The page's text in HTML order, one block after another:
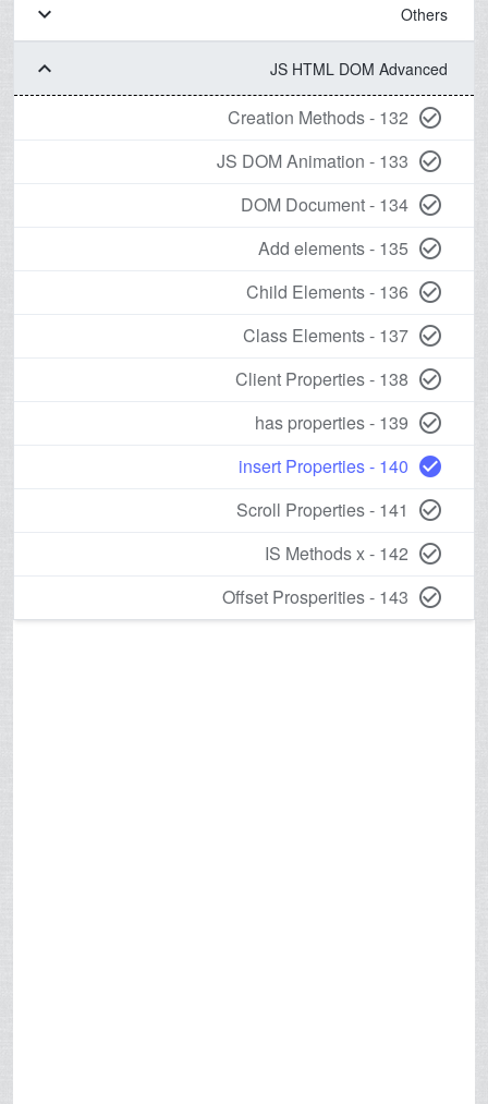
Others
keyboard_arrow_down
JS HTML DOM Advanced
keyboard_arrow_down
check_circle_outline
132 - Creation Methods
check_circle_outline
133 - JS DOM Animation
check_circle_outline
134 - DOM Document
check_circle_outline
135 - Add elements
check_circle_outline
136 - Child Elements
check_circle_outline
137 - Class Elements
check_circle_outline
138 - Client Properties
check_circle_outline
139 - has properties
check_circle
140 - insert Properties
check_circle_outline
141 - Scroll Properties
check_circle_outline
142 - IS Methods x
check_circle_outline
143 - Offset Prosperities